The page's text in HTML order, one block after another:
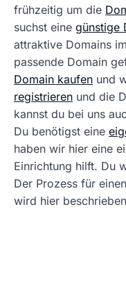
frühzeitig um die
suchst eine günstige
attraktive Domains
passende Domain
Domain kaufen und
registrieren und die
kannst du bei uns
Du benötigst eine
haben wir hier eine
Einrichtung hilft. Du
Der Prozess für
wird hier